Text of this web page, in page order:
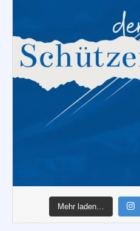
Mehr laden…